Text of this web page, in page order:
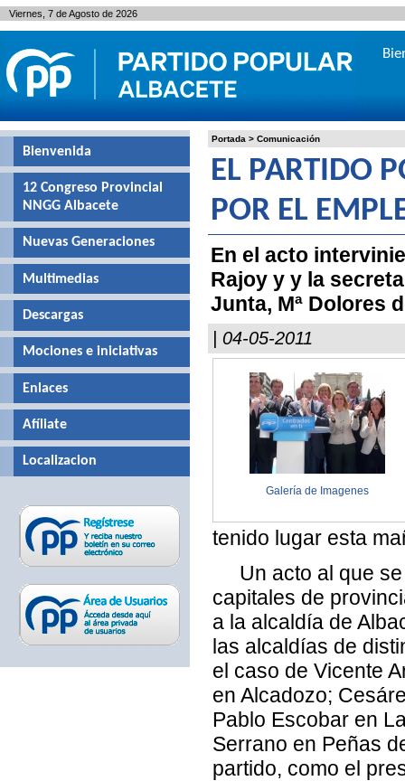
Portada > Comunicación
EL PARTIDO
POR EL
En el acto
Rajoy y y la
Junta, Mª Dolores
| 04-05-2011
Galería de Imagenes
tenido lugar esta
Un acto al que se
capitales de
a la alcaldía de
las alcaldías de
el caso de Vicente
en Alcadozo;
Pablo Escobar en
Serrano en Peñas
partido, como el
Bienvenida
12 Congreso Provincial
NNGG Albacete
Nuevas Generaciones
Multimedias
Descargas
Mociones e iniciativas
Enlaces
Afíliate
Localizacion
Viernes, 7 de Agosto de 2026